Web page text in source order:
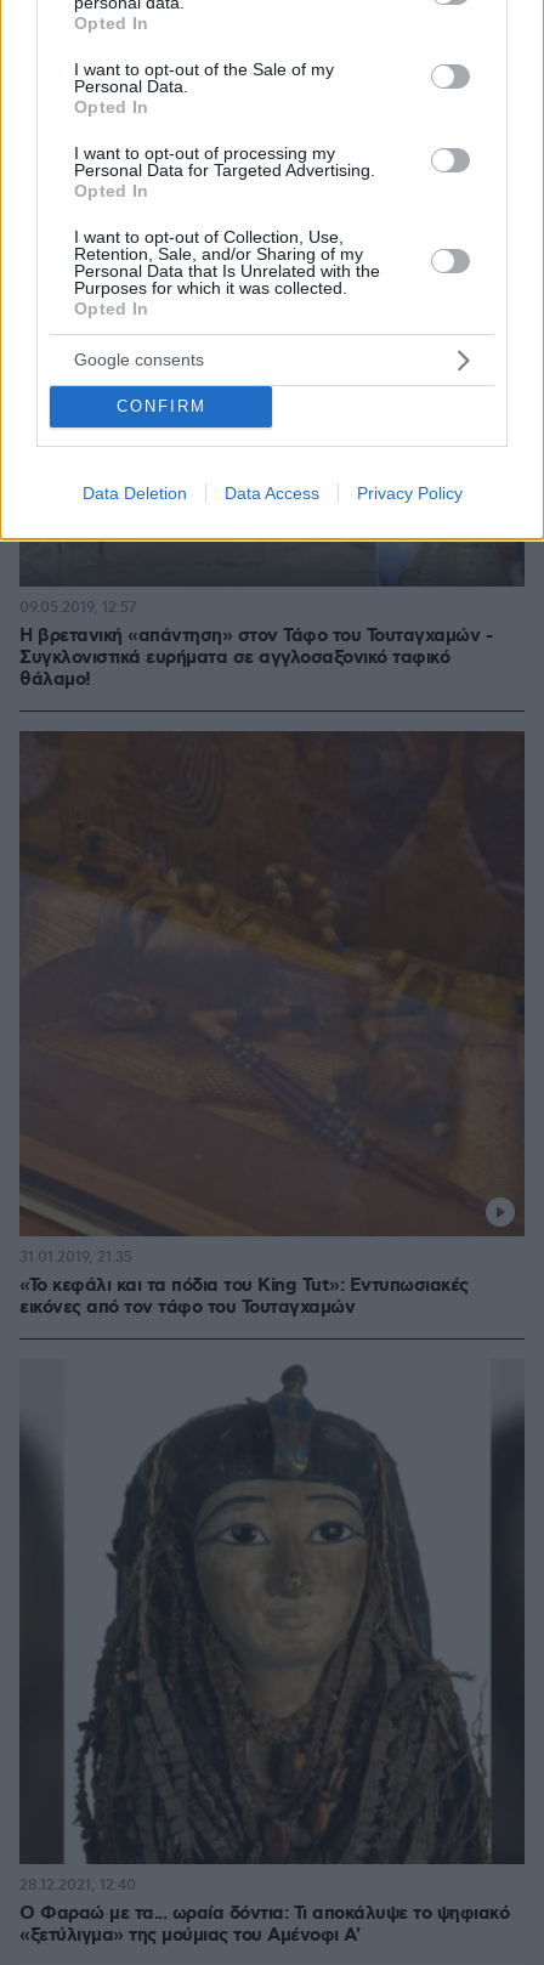
grant or deny consent to Google and its third-party tags to
use your data for below specified purposes in below Google
consent section.
Opted In
I want to opt-out of the Sale of my
Personal Data.
Opted In
I want to opt-out of processing my
Personal Data for Targeted Advertising.
Opted In
I want to opt-out of Collection, Use,
Retention, Sale, and/or Sharing of my
Personal Data that Is Unrelated with the
Purposes for which it was collected.
Opted In
Google consents
CONFIRM
Data Deletion Data Access Privacy Policy
Η επίχρυση σαρκοφάγος του Τουταγχαμών συντηρείται για
πρώτη φορά στην ιστορία της
Η βρετανική «απάντηση» στον Τάφο του Τουταγχαμών -
Συγκλονιστικά ευρήματα σε αγγλοσαξονικό ταφικό
θάλαμο!
09.05.2019, 12:57
«Το κεφάλι και τα πόδια του King Tut»: Εντυπωσιακές
εικόνες από τον τάφο του Τουταγχαμών
31.01.2019, 21:35
Ο Φαραώ με τα... ωραία δόντια: Τι αποκάλυψε το ψηφιακό
«ξετύλιγμα» της μούμιας του Αμένοφι Α'
28.12.2021, 12:40